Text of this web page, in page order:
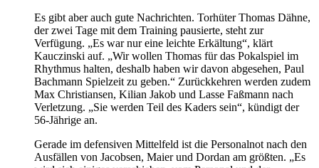
Es gibt aber auch gute Nachrichten. Torhüter Thomas Dähne,
der zwei Tage mit dem Training pausierte, steht zur
Verfügung. „Es war nur eine leichte Erkältung“, klärt
Kauczinski auf. „Wir wollen Thomas für das Pokalspiel im
Rhythmus halten, deshalb haben wir davon abgesehen, Paul
Bachmann Spielzeit zu geben.“ Zurückkehren werden zudem
Max Christiansen, Kilian Jakob und Lasse Faßmann nach
Verletzung. „Sie werden Teil des Kaders sein“, kündigt der
56-Jährige an.
Gerade im defensiven Mittelfeld ist die Personalnot nach den
Ausfällen von Jacobsen, Maier und Dordan am größten. „Es